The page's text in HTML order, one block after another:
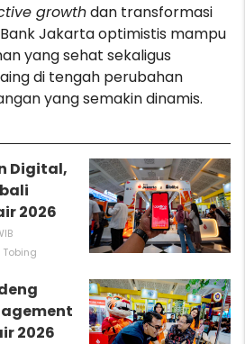
growthdan transformasi
Jakarta optimistis mampu
yang sehat sekaligus
di tengah perubahan
yang semakin dinamis.
Digital,
2026
2026